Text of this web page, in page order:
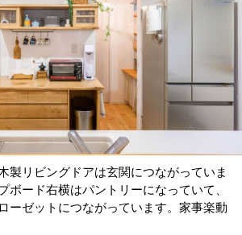
製リビングドアは玄関につながっていま
ボード右横はパントリーになっていて、
ーゼットにつながっています。家事楽動